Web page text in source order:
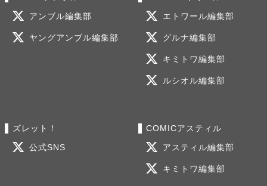
アンブル編集部
ヤングアンブル編集部
エトワール編集部
グルナ編集部
キミトワ編集部
ルシオル編集部
ズレット！
公式SNS
COMICアスティル
アスティル編集部
キミトワ編集部